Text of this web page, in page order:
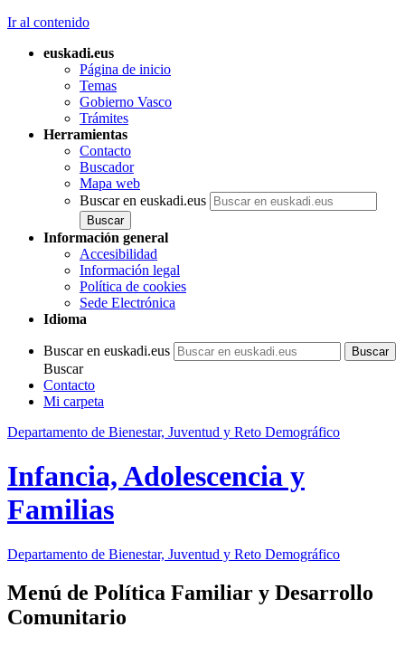
Ir al contenido
euskadi.eus
Página de inicio
Temas
Gobierno Vasco
Trámites
Herramientas
Contacto
Buscador
Mapa web
Buscar en euskadi.eus
Información general
Accesibilidad
Información legal
Política de cookies
Sede Electrónica
Idioma
Buscar en euskadi.eus
Buscar
Contacto
Mi carpeta
Departamento de Bienestar, Juventud y Reto Demográfico
Infancia, Adolescencia y
Familias
Departamento de Bienestar, Juventud y Reto Demográfico
Menú de Política Familiar y Desarrollo
Comunitario